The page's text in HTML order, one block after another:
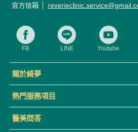
官方信箱
FB LINE Youtube
關於綺夢
熱門服務項目
醫美問答